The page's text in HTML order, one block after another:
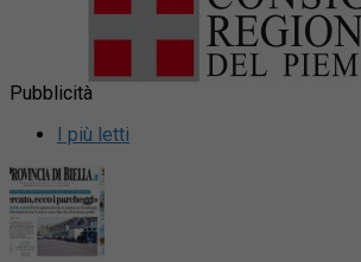
Pubblicità
I più letti